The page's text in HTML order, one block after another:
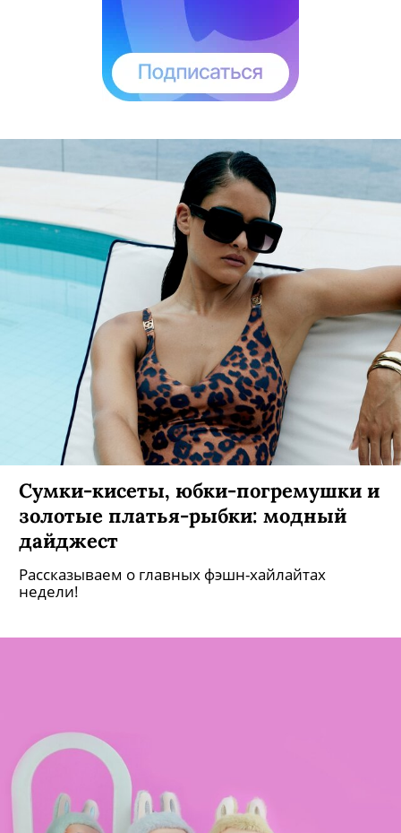
Сумки-кисеты, юбки-погремушки и
золотые платья-рыбки: модный
дайджест
Рассказываем о главных фэшн-хайлайтах
недели!